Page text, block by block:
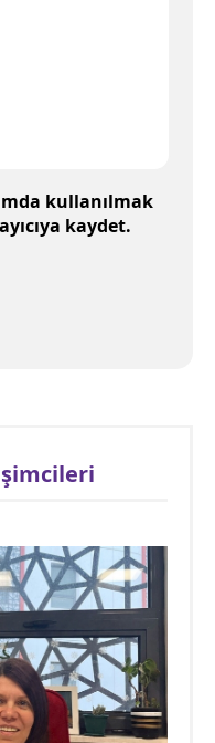
kullanılmak
kaydet.